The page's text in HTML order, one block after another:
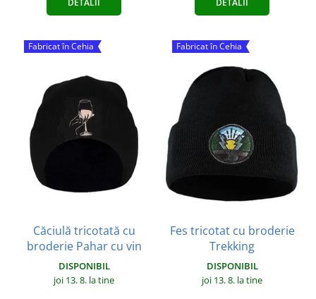
Fabricat în Cehia
Căciulă tricotată cu
broderie Pahar cu vin
DISPONIBIL
joi 13. 8. la tine
Fabricat în Cehia
Fes tricotat cu broderie
Trekking
DISPONIBIL
joi 13. 8. la tine